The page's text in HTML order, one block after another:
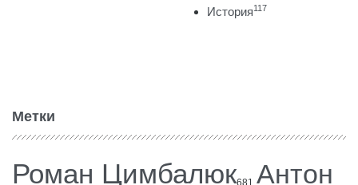
История117
Метки
Роман Цимбалюк681 Антон